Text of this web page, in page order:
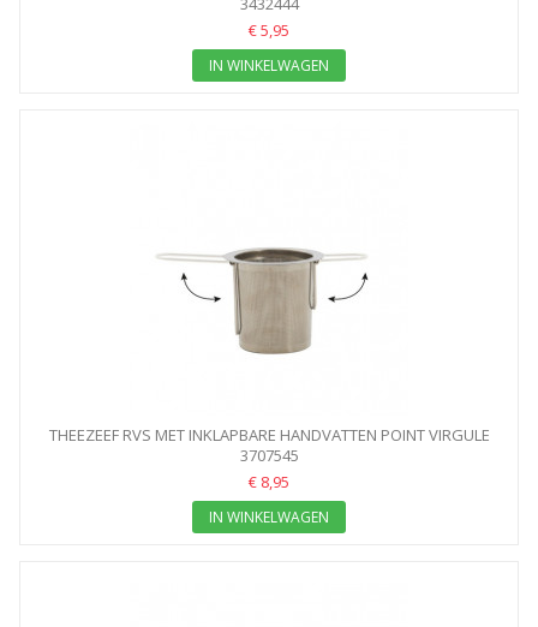
€ 5,95
IN WINKELWAGEN
THEEZEEF RVS MET INKLAPBARE HANDVATTEN POINT VIRGULE
3707545
€ 8,95
IN WINKELWAGEN